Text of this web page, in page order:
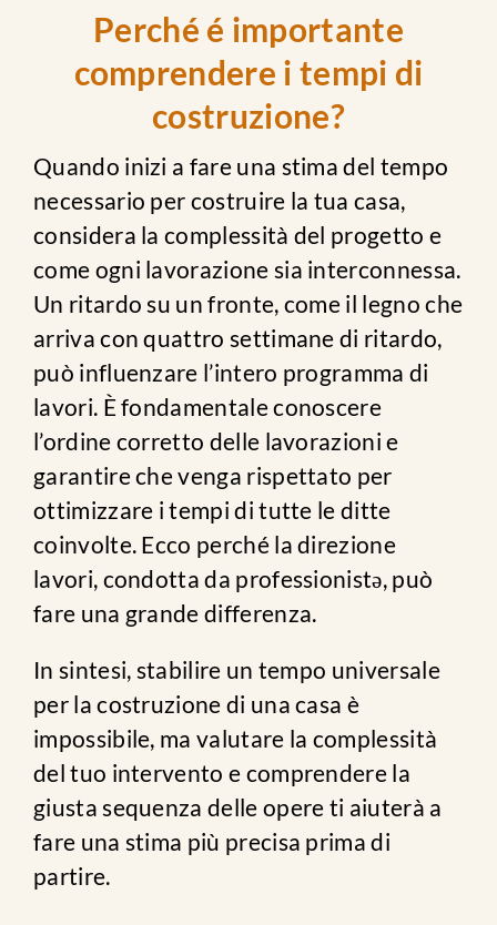
Perché é importante
comprendere i tempi di
costruzione?
Quando inizi a fare una stima del tempo
necessario per costruire la tua casa,
considera la complessità del progetto e
come ogni lavorazione sia interconnessa.
Un ritardo su un fronte, come il legno che
arriva con quattro settimane di ritardo,
può influenzare l’intero programma di
lavori. È fondamentale conoscere
l’ordine corretto delle lavorazioni e
garantire che venga rispettato per
ottimizzare i tempi di tutte le ditte
coinvolte. Ecco perché la direzione
lavori, condotta da professionistǝ, può
fare una grande differenza.
In sintesi, stabilire un tempo universale
per la costruzione di una casa è
impossibile, ma valutare la complessità
del tuo intervento e comprendere la
giusta sequenza delle opere ti aiuterà a
fare una stima più precisa prima di
partire.